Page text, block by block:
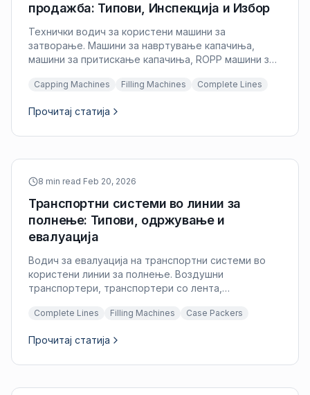
продажба: Типови, Инспекција и Избор
Технички водич за користени машини за
затворање. Машини за навртување капачиња,
машини за притискање капачиња, ROPP машини за
евалуација и вообичаени проблеми.
Capping Machines Filling Machines Complete Lines
Прочитај статија
8 min read·Feb 20, 2026
Транспортни системи во линии за
полнење: Типови, одржување и
евалуација
Водич за евалуација на транспортни системи во
користени линии за полнење. Воздушни
транспортери, транспортери со лента,
акумулација. Истрошеност на синџирот, состојба
Complete Lines Filling Machines Case Packers
Прочитај статија